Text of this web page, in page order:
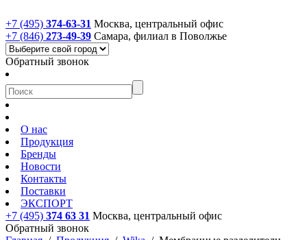
+7 (495) 374-63-31 Москва, центральный офис
+7 (846) 273-49-39 Самара, филиал в Поволжье
Обратный звонок
О нас
Продукция
Бренды
Новости
Контакты
Поставки
ЭКСПОРТ
+7 (495) 374 63 31 Москва, центральный офис
Обратный звонок